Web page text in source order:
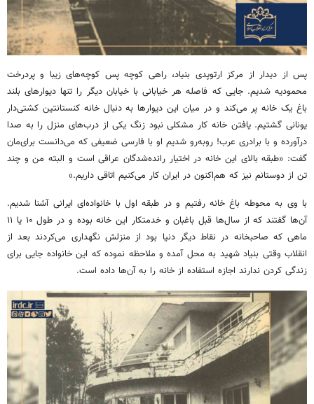
پس از دیدار از مرکز ارتوپدی بنیاد، راهی کوچه پس کوچه‌های زیبا و پردرخت
محمودیه شدیم. جایی که فاصله هر خیابانی با خیابان دیگر را تنها دیوارهای بلند
باغ یک خانه پر می‌کند و در میان این دیوارها به دنبال خانه کنستانتین کشتی‌دار
یونانی گشتیم. یافتن خانه کار مشکلی نبود زنگ یکی از درب‌های منزل را به صدا
درآورده و با برادری عرب! روبه‌رو شدیم او با فارسی ضعیفی که می‌دانست برای‌مان
گفت: «طبقه بالای این خانه در اختیار رانده‌شدگان عراقی است و البته من و چند
تن از دوستانم نیز که هم‌اکنون در ایران کار می‌کنیم اتاقی داریم.»
با وی به محوطه باغ خانه رفتیم و در طبقه اول با خانواده‌ای ایرانی آشنا شدیم.
آن‌ها گفتند که از سال‌ها قبل باغبان و خدمتکار این خانه بوده و در طول ۱۰ یا ۱۱
ماهی که صاحبخانه در نقاط دیگر دنیا بود از منزلش نگهداری می‌کردند بعد از
انقلاب وقتی بنیاد شهید به محل آمده و ملاحظه نموده که این خانواده جایی برای
زندگی کردن ندارند اجازه استفاده از خانه را به آن‌ها داده است.